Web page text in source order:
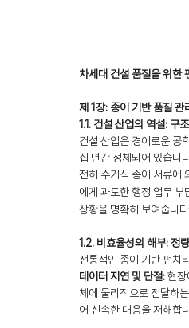
차세대 건설 품질을 위한
제 1장: 종이 기반 품질
1.1. 건설 산업의 역설: 구
건설 산업은 경이로운 공
십 년간 정체되어 있습니
전히 수기식 종이 서류에
에게 과도한 행정 업무 부
상황을 명확히 보여줍니
1.2. 비효율성의 해부: 정
전통적인 종이 기반 펀치
데이터 지연 및 단절: 현장
체에 물리적으로 전달하
어 신속한 대응을 저해합